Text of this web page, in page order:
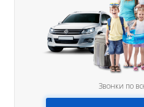
Звонки по